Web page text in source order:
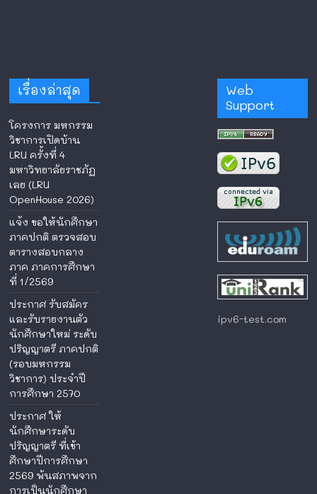
เรื่องล่าสุด
โครงการ มหกรรม
วิชาการเปิดบ้าน
LRU ครั้งที่ 4
มหาวิทยาลัยราชภัฏ
เลย (LRU
OpenHouse 2026)
แจ้ง ขอให้นักศึกษา
ภาคปกติ ตรวจสอบ
ตารางสอบกลาง
ภาค ภาคการศึกษา
ที่ 1/2569
ประกาศ รับสมัคร
และรับรายงานตัว
นักศึกษาใหม่ ระดับ
ปริญญาตรี ภาคปกติ
(รอบมหกรรม
วิชาการ) ประจำปี
การศึกษา 2570
ประกาศ ให้
นักศึกษาระดับ
ปริญญาตรี ที่เข้า
ศึกษาปีการศึกษา
2569 พ้นสภาพจาก
การเป็นนักศึกษา
Web
Support
ipv6-test.com